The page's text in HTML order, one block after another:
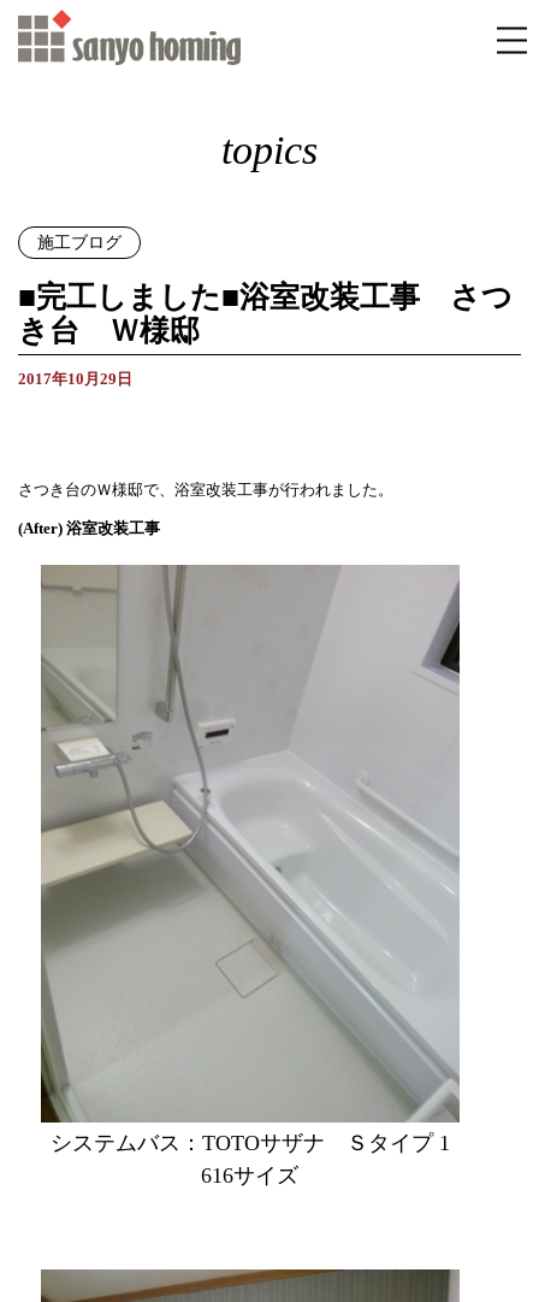
topics
施工ブログ
■完工しました■浴室改装工事 さつ
き台 Ｗ様邸
2017年10月29日
さつき台のＷ様邸で、浴室改装工事が行われました。
(After) 浴室改装工事
システムバス：TOTOサザナ Ｓタイプ 1
616サイズ